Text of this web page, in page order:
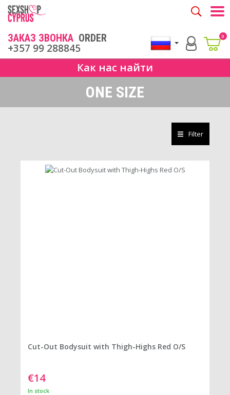
ЗАКАЗ ЗВОНКА ORDER
+357 99 288845
0
Как нас найти
ONE SIZE
Filter
Cut-Out Bodysuit with Thigh-Highs Red O/S
€14
In stock